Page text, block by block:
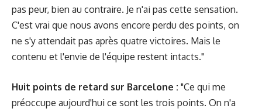
pas peur, bien au contraire. Je n'ai pas cette sensation.
C'est vrai que nous avons encore perdu des points, on
ne s'y attendait pas après quatre victoires. Mais le
contenu et l'envie de l'équipe restent intacts."
Huit points de retard sur Barcelone : "Ce qui me
préoccupe aujourd'hui ce sont les trois points. On n'a